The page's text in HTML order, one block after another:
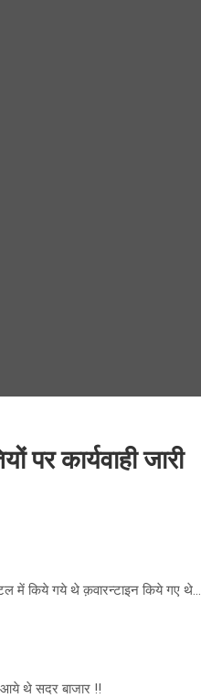
कार्यवाही जारी
में किये गये थे क़वारन्टाइन किये गए थे…
थे सदर बाजार !!